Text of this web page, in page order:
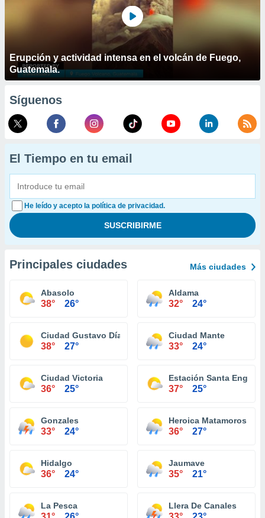
Erupción y actividad intensa en el volcán de Fuego,
Guatemala.
Síguenos
El Tiempo en tu email
He leído y acepto la política de privacidad.
Principales ciudades Más ciudades
Abasolo
38° 26°
Aldama
32° 24°
Ciudad Gustavo Díaz Ordaz
38° 27°
Ciudad Mante
33° 24°
Ciudad Victoria
36° 25°
Estación Santa
37° 25°
Gonzales
33° 24°
Heroica Matamoros
36° 27°
Hidalgo
36° 24°
Jaumave
35° 21°
La Pesca Llera De Canales